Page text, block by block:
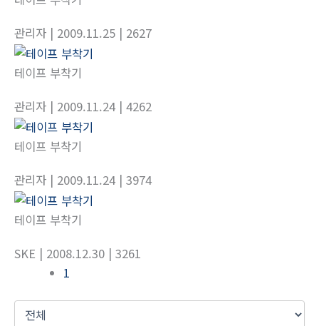
관리자 | 2009.11.25 | 2627
테이프 부착기
관리자 | 2009.11.24 | 4262
테이프 부착기
관리자 | 2009.11.24 | 3974
테이프 부착기
SKE | 2008.12.30 | 3261
1